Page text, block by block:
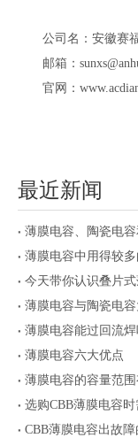
公司名：安徽赛
邮箱：
官网：
最近新闻
薄膜电容、陶瓷电
薄膜电容中用得较
今天带你认识叠片
薄膜电容与陶瓷电
薄膜电容能过回流
薄膜电容六大优点
薄膜电容的容量范
选购CBB薄膜电容
CBB薄膜电容出故